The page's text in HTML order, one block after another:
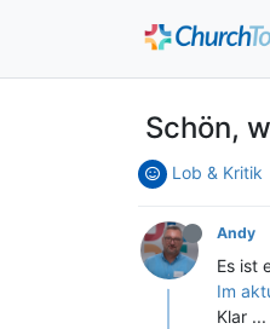
Schön,
Lob & Kritik
Andy
Es ist
Im
Klar